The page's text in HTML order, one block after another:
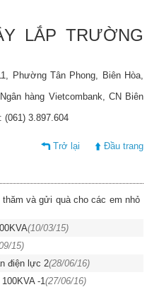
LẮP TRƯỜNG
Phường Tân Phong, Biên Hòa,
hàng Vietcombank, CN Biên
(061) 3.897.604
Trở lại
Đầu trang
và gửi quà cho các em nhỏ
(10/03/15)
15)
điện lực 2(28/06/16)
-1(27/06/16)